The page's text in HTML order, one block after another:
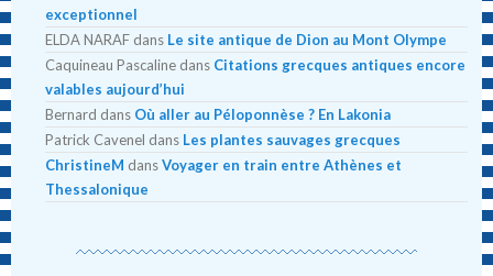
exceptionnel
ELDA NARAF dans Le site antique de Dion au Mont Olympe
Caquineau Pascaline dans Citations grecques antiques encore
valables aujourd’hui
Bernard dans Où aller au Péloponnèse ? En Lakonia
Patrick Cavenel dans Les plantes sauvages grecques
ChristineM dansVoyager en train entre Athènes et
Thessalonique